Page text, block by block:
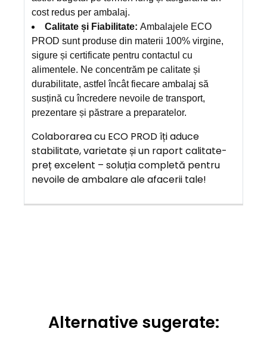
cost redus per ambalaj.
Calitate și Fiabilitate: Ambalajele ECO
PROD sunt produse din materii 100% virgine,
sigure și certificate pentru contactul cu
alimentele. Ne concentrăm pe calitate și
durabilitate, astfel încât fiecare ambalaj să
susțină cu încredere nevoile de transport,
prezentare și păstrare a preparatelor.
Colaborarea cu ECO PROD îți aduce
stabilitate, varietate și un raport calitate-
preț excelent – soluția completă pentru
nevoile de ambalare ale afacerii tale!
Alternative sugerate: